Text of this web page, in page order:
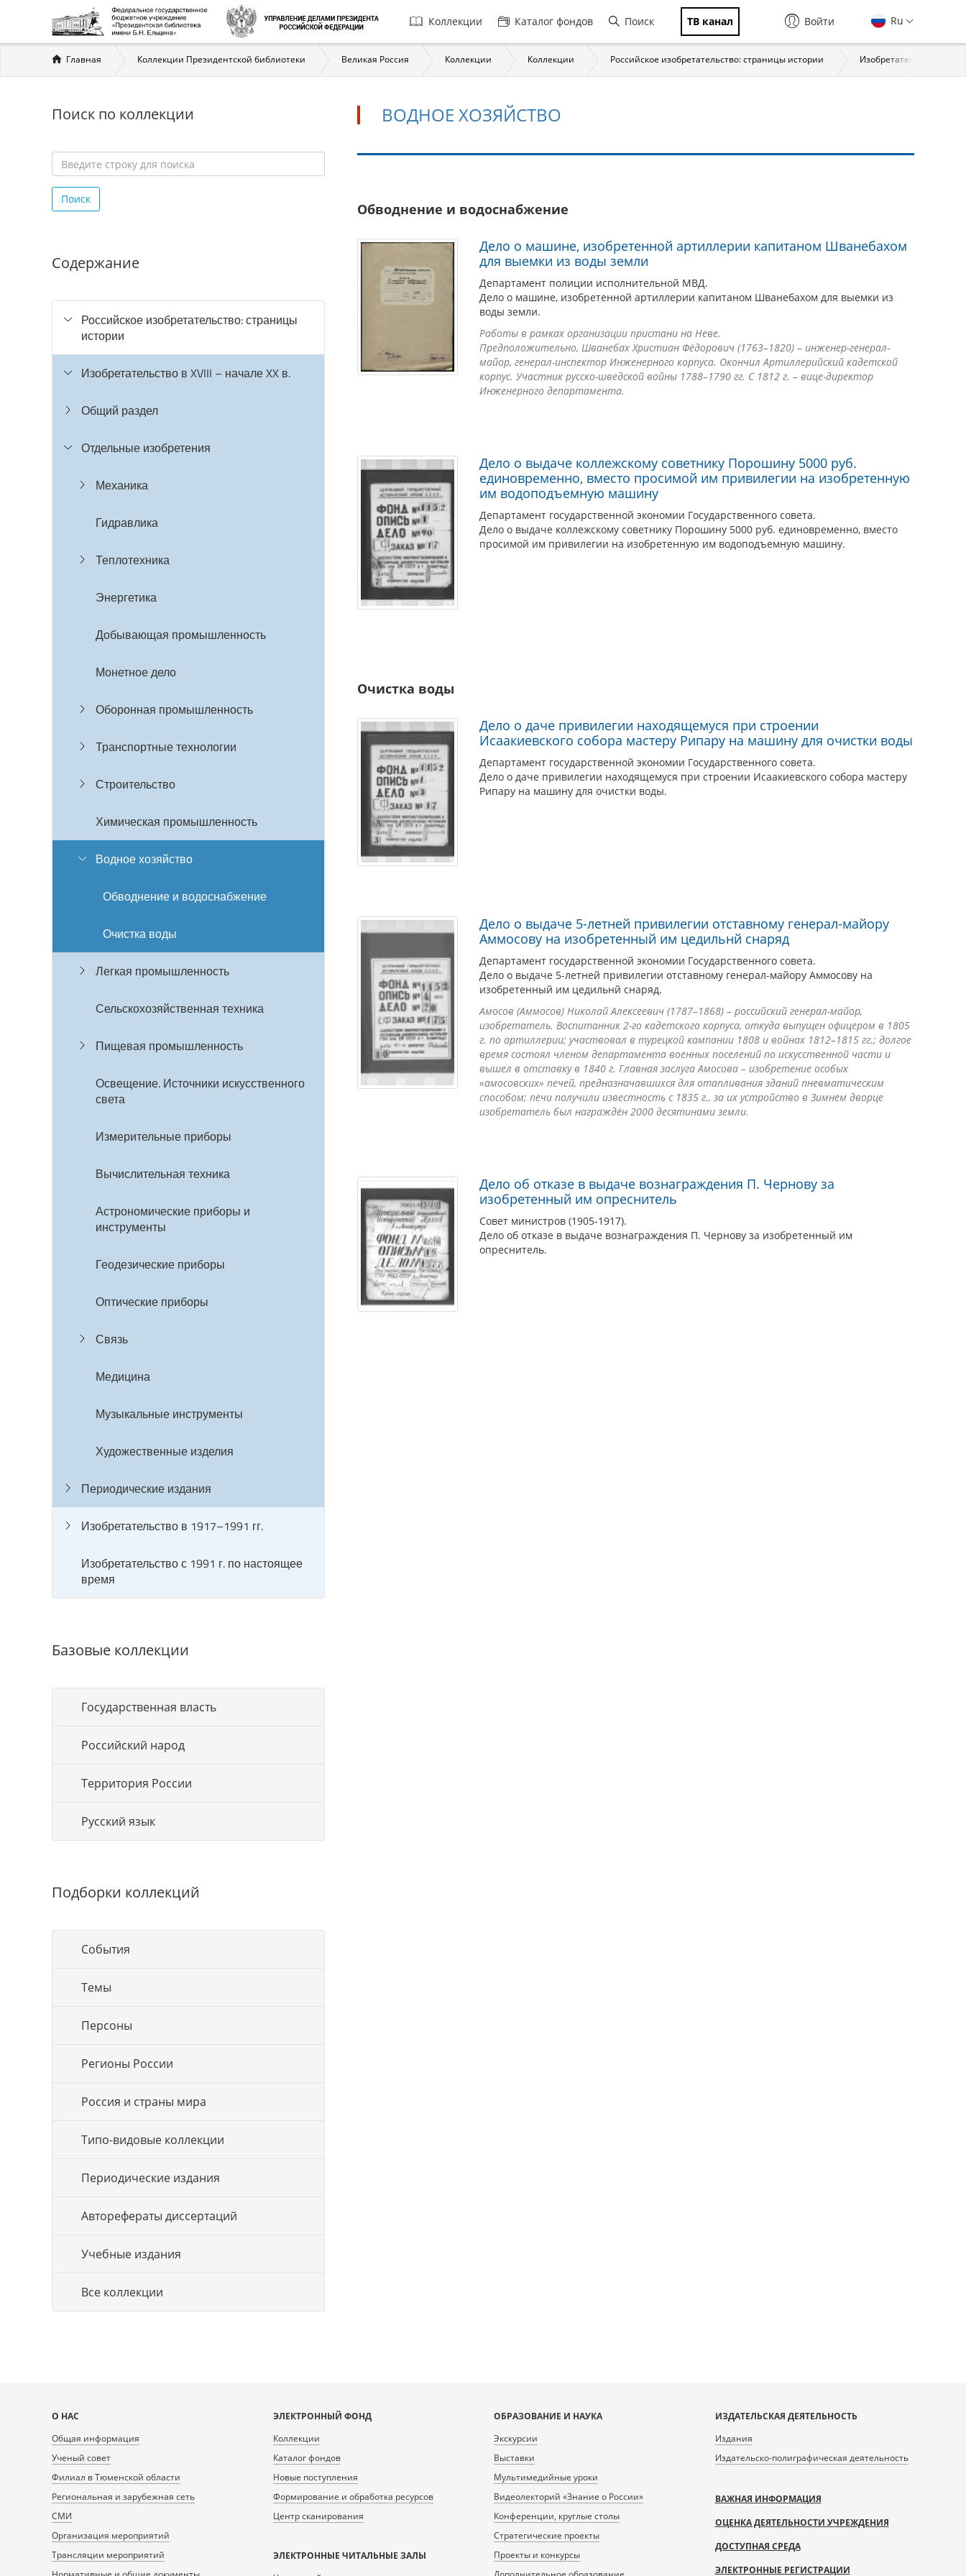
Главная
навигация
Коллекции Каталог фондов Поиск ТВ канал Ru
Войти
Вы
здесь
Главная Коллекции Президентской библиотеки Великая Россия Коллекции Коллекции Российское изобретательство: страницы истории Изобретательство в
Поиск по коллекции
строку
для
Поиск
Содержание
Российское изобретательство: страницы
истории
Изобретательство в XVIII – начале XX в.
Общий раздел
Отдельные изобретения
Механика
Гидравлика
Теплотехника
Энергетика
Добывающая промышленность
Монетное дело
Оборонная промышленность
Транспортные технологии
Строительство
Химическая промышленность
Водное хозяйство
Обводнение и водоснабжение
Очистка воды
Легкая промышленность
Сельскохозяйственная техника
Пищевая промышленность
Освещение. Источники искусственного
света
Измерительные приборы
Вычислительная техника
Астрономические приборы и
инструменты
Геодезические приборы
Оптические приборы
Связь
Медицина
Музыкальные инструменты
Художественные изделия
Периодические издания
Изобретательство в 1917–1991 гг.
Изобретательство с 1991 г. по настоящее
время
Базовые коллекции
Государственная власть
Российский народ
Территория России
Русский язык
Подборки коллекций
События
Темы
Персоны
Регионы России
Россия и страны мира
Типо-видовые коллекции
Периодические издания
Авторефераты диссертаций
Учебные издания
Все коллекции
ВОДНОЕ ХОЗЯЙСТВО
хозяйство
Обводнение и водоснабжение
Дело о машине, изобретенной артиллерии капитаном Шванебахом
для выемки из воды земли
Департамент полиции исполнительной МВД.
Дело о машине, изобретенной артиллерии капитаном Шванебахом для выемки из
воды земли.
Работы в рамках организации пристани на Неве.
Предположительно, Шванебах Христиан Фёдорович (1763–1820) – инженер-генерал-
майор, генерал-инспектор Инженерного корпуса. Окончил Артиллерийский кадетской
корпус. Участник русско-шведской войны 1788–1790 гг. С 1812 г. – вице-директор
Инженерного департамента.
Дело о выдаче коллежскому советнику Порошину 5000 руб.
единовременно, вместо просимой им привилегии на изобретенную
им водоподъемную машину
Департамент государственной экономии Государственного совета.
Дело о выдаче коллежскому советнику Порошину 5000 руб. единовременно, вместо
просимой им привилегии на изобретенную им водоподъемную машину.
Очистка воды
Дело о даче привилегии находящемуся при строении
Исаакиевского собора мастеру Рипару на машину для очистки воды
Департамент государственной экономии Государственного совета.
Дело о даче привилегии находящемуся при строении Исаакиевского собора мастеру
Рипару на машину для очистки воды.
Дело о выдаче 5-летней привилегии отставному генерал-майору
Аммосову на изобретенный им цедильнй снаряд
Департамент государственной экономии Государственного совета.
Дело о выдаче 5-летней привилегии отставному генерал-майору Аммосову на
изобретенный им цедильнй снаряд.
Амосов (Аммосов) Николай Алексеевич (1787–1868) – российский генерал-майор,
изобретатель. Воспитанник 2-го кадетского корпуса, откуда выпущен офицером в 1805
г. по артиллерии; участвовал в турецкой кампании 1808 и войнах 1812–1815 гг.; долгое
время состоял членом департамента военных поселений по искусственной части и
вышел в отставку в 1840 г. Главная заслуга Амосова – изобретение особых
«амосовских» печей, предназначавшихся для отапливания зданий пневматическим
способом; печи получили известность с 1835 г., за их устройство в Зимнем дворце
изобретатель был награждён 2000 десятинами земли.
Дело об отказе в выдаче вознаграждения П. Чернову за
изобретенный им опреснитель
Совет министров (1905-1917).
Дело об отказе в выдаче вознаграждения П. Чернову за изобретенный им
опреснитель.
Карта
сайта
О НАС
Общая информация
Ученый совет
Филиал в Тюменской области
Региональная и зарубежная сеть
СМИ
Организация мероприятий
Трансляции мероприятий
ЭЛЕКТРОННЫЙ ФОНД
Коллекции
Каталог фондов
Новые поступления
Формирование и обработка ресурсов
Центр сканирования
ЭЛЕКТРОННЫЕ ЧИТАЛЬНЫЕ ЗАЛЫ
ОБРАЗОВАНИЕ И НАУКА
Экскурсии
Выставки
Мультимедийные уроки
Видеолекторий «Знание о России»
Конференции, круглые столы
Стратегические проекты
Проекты и конкурсы
ИЗДАТЕЛЬСКАЯ ДЕЯТЕЛЬНОСТЬ
Издания
Издательско-полиграфическая деятельность
ВАЖНАЯ ИНФОРМАЦИЯ
ОЦЕНКА ДЕЯТЕЛЬНОСТИ УЧРЕЖДЕНИЯ
ДОСТУПНАЯ СРЕДА
ЭЛЕКТРОННЫЕ РЕГИСТРАЦИИ